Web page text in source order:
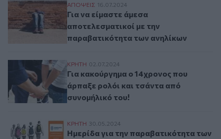
Για να είμαστε άμεσα αποτελεσματικοί
ΑΠΟΨΕΙΣ 16.07.2024
Για να είμαστε άμεσα
αποτελεσματικοί με την
παραβατικότητα των ανηλίκων
Για κακούργημα ο 14χρονος που άρπαξε
ΚΡΗΤΗ 02.07.2024
Για κακούργημα ο 14χρονος που
άρπαξε ρολόι και τσάντα από
συνομήλικό του!
Ημερίδα για την παραβατικότητα των
ΚΡΗΤΗ 30.05.2024
Ημερίδα για την παραβατικότητα των